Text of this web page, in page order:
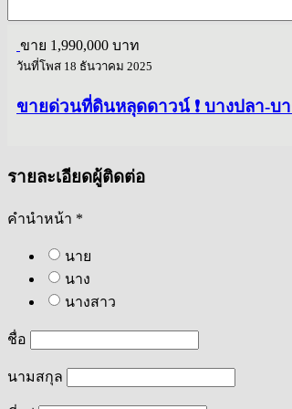
ขาย 1,990,000 บาท
วันที่โพส 18 ธันวาคม 2025
ขายด่วนที่ดินหลุดดาวน์ ❗ บางปลา-บ
รายละเอียดผู้ติดต่อ
คำนำหน้า *
นาย
นาง
นางสาว
ชื่อ
นามสกุล